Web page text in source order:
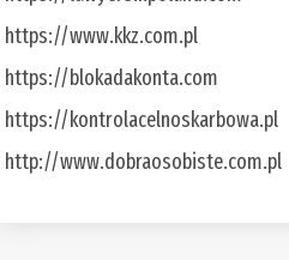
https://www.kkz.com.pl
https://blokadakonta.com
https://kontrolacelnoskarbowa.pl
http://www.dobraosobiste.com.pl